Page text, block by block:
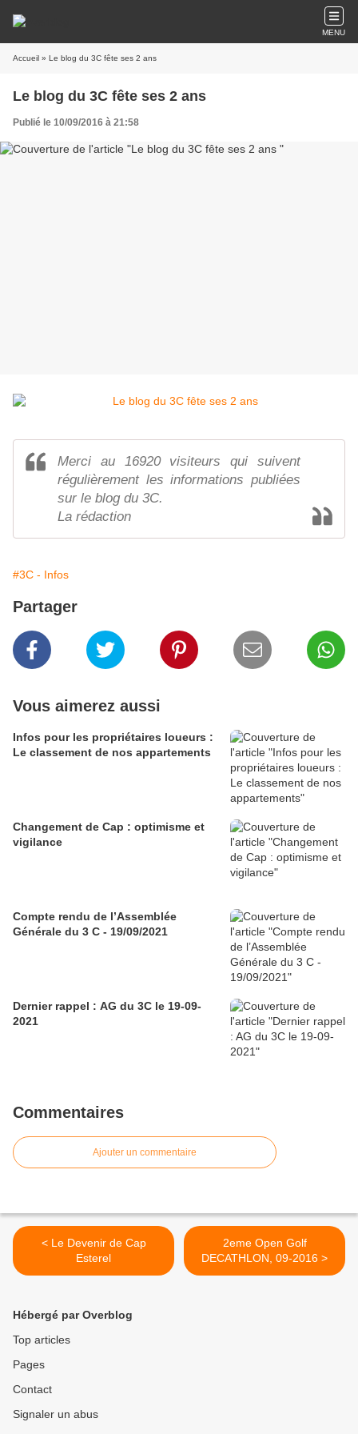
MENU
Accueil » Le blog du 3C fête ses 2 ans
Le blog du 3C fête ses 2 ans
Publié le 10/09/2016 à 21:58
Merci au 16920 visiteurs qui suivent
régulièrement les informations publiées
sur le blog du 3C.
La rédaction
#3C - Infos
Partager
Vous aimerez aussi
Infos pour les propriétaires loueurs :
Le classement de nos appartements
Changement de Cap : optimisme et
vigilance
Compte rendu de l’Assemblée
Générale du 3 C - 19/09/2021
Dernier rappel : AG du 3C le 19-09-
2021
Commentaires
Ajouter un commentaire
< Le Devenir de Cap
Esterel
2eme Open Golf
DECATHLON, 09-2016 >
Hébergé par Overblog
Top articles
Pages
Contact
Signaler un abus